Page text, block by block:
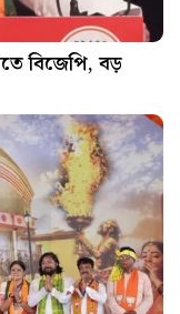
বিজেপি, বড়